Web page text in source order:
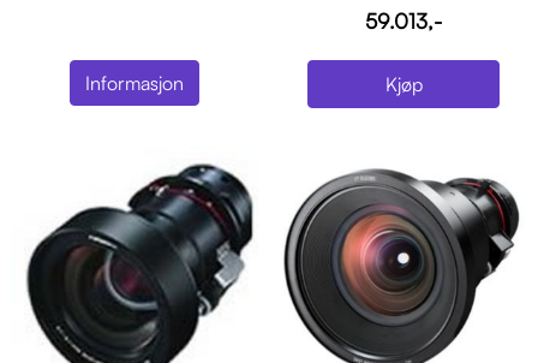
Informasjon
59.013,-
Kjøp